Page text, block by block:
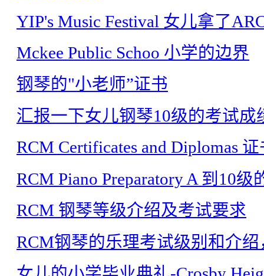
YIP's Music Festival 女儿拿了
Mckee Public Schoo 小学的边界
钢琴的"小老师”证书
汇报一下女儿钢琴10级的考试成
RCM Certificates and Diplomas 证
RCM Piano Preparatory A 到10
RCM 钢琴等级介绍及考试要求
RCM钢琴的乐理考试级别和介